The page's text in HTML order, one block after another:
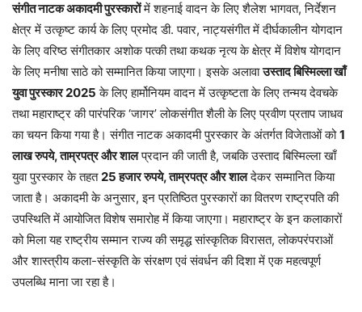
संगीत नाटक अकादमी पुरस्कारोंमें शहनाई वादन के लिए शैलेश भागवत, निर्देशन
क्षेत्र में उत्कृष्ट कार्य के लिए प्रमोद डी. पवार, नाट्यसंगीत में दीर्घकालीन योगदान
के लिए वरिष्ठ संगीतकार अशोक पत्की तथा कथक नृत्य के क्षेत्र में विशेष योगदान
के लिए मनीषा साठे को सम्मानित किया जाएगा। इसके अलावाउस्ताद बिस्मिल्ला खाँ
युवा पुरस्कार 2025 के लिए हार्मोनियम वादन में उत्कृष्टता के लिए तन्मय देवचके
तथा महाराष्ट्र की पारंपरिक ‘जागर’ लोकसंगीत शैली के लिए प्रवीण प्रताप जाधव
का चयन किया गया है। संगीत नाटक अकादमी पुरस्कार के अंतर्गत विजेताओं को1
लाख रुपये, ताम्रपत्र और शालप्रदान की जाती है, जबकि उस्ताद बिस्मिल्ला खाँ
युवा पुरस्कार के तहत25 हजार रुपये, ताम्रपत्र और शालदेकर सम्मानित किया
जाता है। अकादमी के अनुसार, इन प्रतिष्ठित पुरस्कारों का वितरण राष्ट्रपति की
उपस्थिति में आयोजित विशेष समारोह में किया जाएगा। महाराष्ट्र के इन कलाकारों
को मिला यह राष्ट्रीय सम्मान राज्य की समृद्ध सांस्कृतिक विरासत, लोकपरंपराओं
और शास्त्रीय कला-संस्कृति के संरक्षण एवं संवर्धन की दिशा में एक महत्वपूर्ण
उपलब्धि माना जा रहा है।